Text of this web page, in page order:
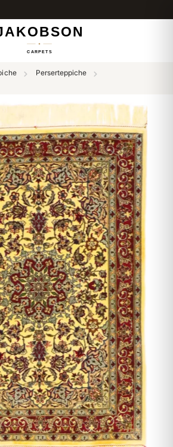
Perserteppiche